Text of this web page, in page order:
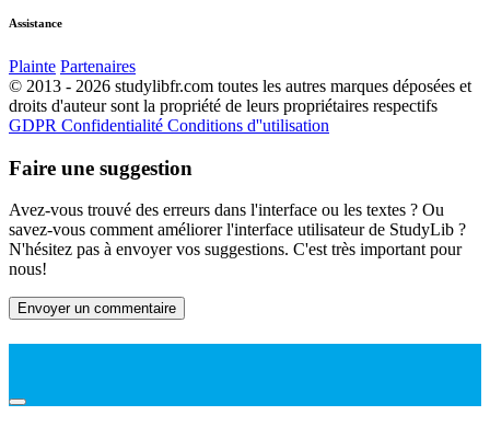
Assistance
Plainte Partenaires
© 2013 - 2026 studylibfr.com toutes les autres marques déposées et
droits d'auteur sont la propriété de leurs propriétaires respectifs
GDPR Confidentialité Conditions d''utilisation
Faire une suggestion
Avez-vous trouvé des erreurs dans l'interface ou les textes ? Ou
savez-vous comment améliorer l'interface utilisateur de StudyLib ?
N'hésitez pas à envoyer vos suggestions. C'est très important pour
nous!
Envoyer un commentaire